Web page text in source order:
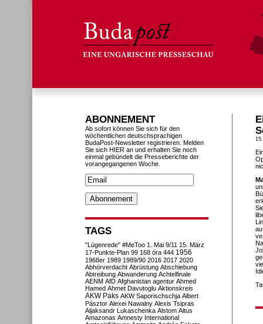
ABONNEMENT
Ab sofort können Sie sich für den
wöchentlichen deutschsprachigen
BudaPost-Newsletter registrieren. Melden
Sie sich HIER an und erhalten Sie noch
einmal gebündelt die Presseberichte der
vorangegangenen Woche.
TAGS
"Lügenrede" #MeToo 1. Mai 9/11 15. März
17-Punkte-Plan 99 168 óra 444 1956
1968er 1989 1989/90 2016 2017 2020
Abhörverdacht Abrüstung Abschiebung
Abtreibung Abwanderung Achtelfinale
AENM AfD Afghanistan agentur Ahmed
Hamed Ahmet Davutoglu Aktionskreis
AKW Paks AKW Saporischschja Albert
Pásztor Alexei Nawalny Alexis Tsipras
Aljaksandr Lukaschenka Alstom Altus
Amazonas Amnesty International